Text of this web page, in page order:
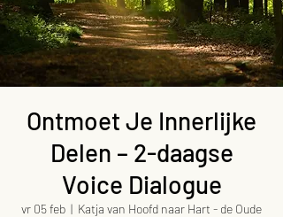
Ontmoet Je Innerlijke
Delen – 2-daagse
Voice Dialogue
vr 05 feb
  |
Katja van Hoofd naar Hart - de Oude